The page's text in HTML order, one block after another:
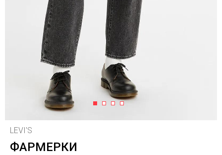
1 2 3 4
LEVI'S
ФАРМЕРКИ